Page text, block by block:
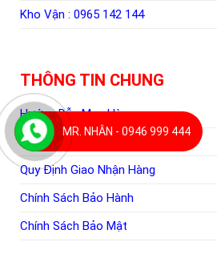
Kho Vận : 0965 142 144
THÔNG TIN CHUNG
Hướng Dẫn Mua Hàng
Hình Thức Thanh Toán
Quy Định Giao Nhận Hàng
Chính Sách Bảo Hành
Chính Sách Bảo Mật
MR. NHÂN - 0946 999 444